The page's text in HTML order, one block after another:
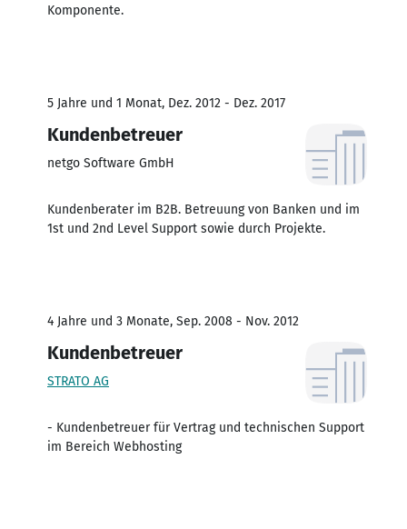
Komponente.
5 Jahre und 1 Monat, Dez. 2012 - Dez. 2017
Kundenbetreuer
netgo Software GmbH
Kundenberater im B2B. Betreuung von Banken und im
1st und 2nd Level Support sowie durch Projekte.
4 Jahre und 3 Monate, Sep. 2008 - Nov. 2012
Kundenbetreuer
STRATO AG
- Kundenbetreuer für Vertrag und technischen Support
im Bereich Webhosting